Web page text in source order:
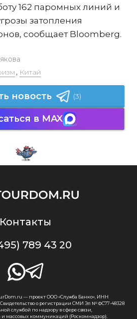
162 паромных линий и
затопления
сообщает Bloomberg.
, Китай
новость (3)
в MAX
Контакты
789 43 20
— проект ООО «Служба Банко», ИНН
Свидетельство о регистрации СМИ Эл № ФС77-48328
службой по надзору в сфере связи,
массовых коммуникаций (Роскомнадзор).